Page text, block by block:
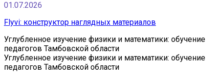
01.07.2026
Flyvi: конструктор наглядных материалов
Углубленное изучение физики и математики: обучение
педагогов Тамбовской области
Углубленное изучение физики и математики: обучение
педагогов Тамбовской области